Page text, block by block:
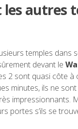
les autres
temples dans
devant le
2 sont quasi côte à
minutes, ils ne
impressionnants.
portes s’ils se